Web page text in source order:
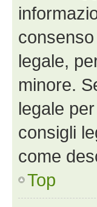
legale,
minore.
legale
consigli
come
Top